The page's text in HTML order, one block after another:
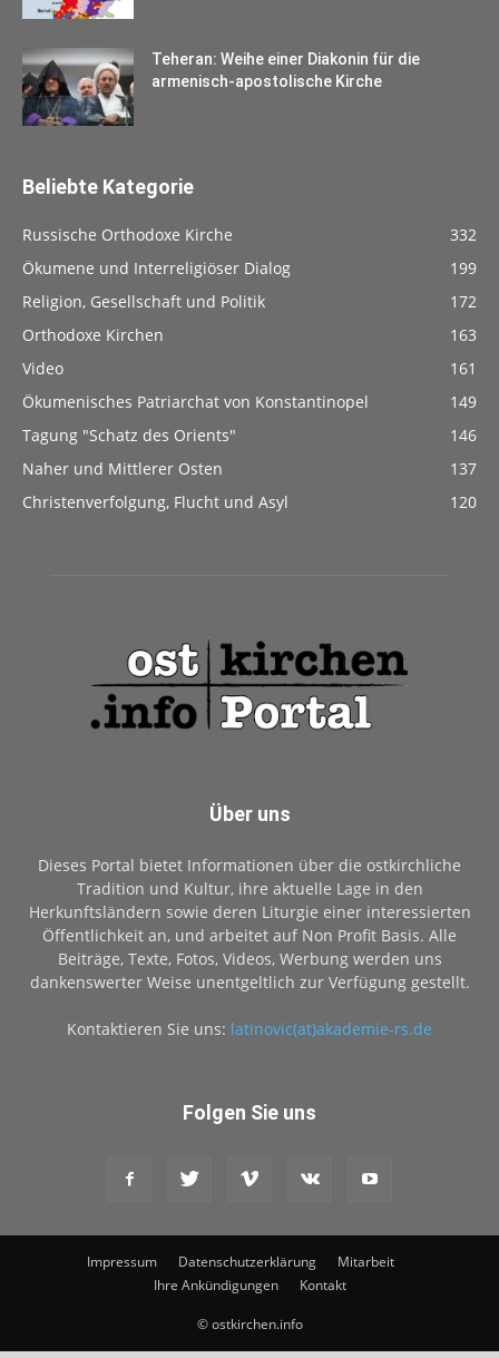
Teheran: Weihe einer Diakonin für die
armenisch-apostolische Kirche
Beliebte Kategorie
Russische Orthodoxe Kirche
332
Ökumene und Interreligiöser Dialog
199
Religion, Gesellschaft und Politik
172
Orthodoxe Kirchen
163
Video
161
Ökumenisches Patriarchat von Konstantinopel
149
Tagung "Schatz des Orients"
146
Naher und Mittlerer Osten
137
Christenverfolgung, Flucht und Asyl
120
Über uns
Dieses Portal bietet Informationen über die ostkirchliche
Tradition und Kultur, ihre aktuelle Lage in den
Herkunftsländern sowie deren Liturgie einer interessierten
Öffentlichkeit an, und arbeitet auf Non Profit Basis. Alle
Beiträge, Texte, Fotos, Videos, Werbung werden uns
dankenswerter Weise unentgeltlich zur Verfügung gestellt.
Kontaktieren Sie uns: latinovic(at)akademie-rs.de
Folgen Sie uns
Impressum Datenschutzerklärung
Mitarbeit
Ihre Ankündigungen
Kontakt
© ostkirchen.info